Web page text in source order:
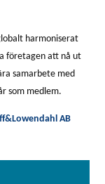
harmoniserat
företagen att nå ut
samarbete med
som medlem.
AB